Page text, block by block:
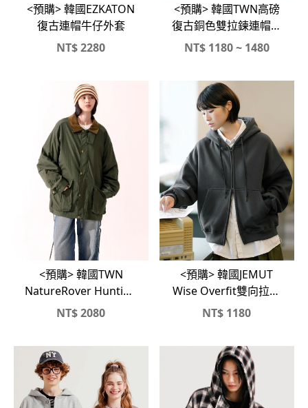
<預購> 韓國EZKATON
復古連帽牛仔外套
NT$2280
<預購> 韓國TWN高磅
復古銅色雙拉鍊連帽外
套X高磅縮口寬棉褲#套
NT$1180 ~ 1480
<預購> 韓國TWN
NatureRover Hunting
風衣外套
NT$2080
<預購> 韓國JEMUT
Wise Overfit雙向拉鍊
刷毛連帽外套
NT$ 1180